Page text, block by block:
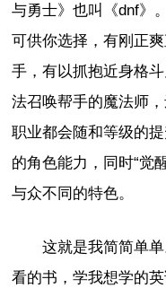
与勇士》也叫《dnf》
可供你选择，有刚正
手，有以抓抱近身格
法召唤帮手的魔法师
职业都会随和等级的
的角色能力，同时“觉
与众不同的特色。
这就是我简简单
看的书，学我想学的